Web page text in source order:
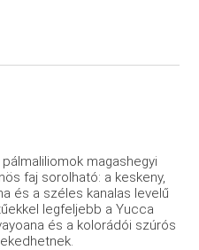
magashegyi
faj sorolható: a keskeny,
és a széles kanalas levelű
legfeljebb a Yucca
és a kolorádói szúrós